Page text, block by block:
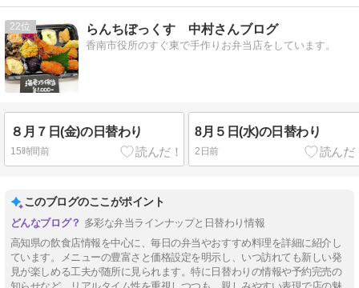
22 らんちぼっくす 中村さんブログ
香南市役所のすぐ東で手作りお弁当店をしています。
８月７日(金)の日替わり
15時間前
8月５日(水)の日替わり
2日前
このブログのここがポイント
多彩な弁当ラインナップと日替わり情報
高知県の飲食店情報を中心に、毎日の弁当やおすすめ料理を詳細に紹介し
ています。メニューの豊富さと価格設定を明示し、いつ訪れても新しい発
見が楽しめる工夫が随所に見られます。特に日替わりの情報や予約完売の